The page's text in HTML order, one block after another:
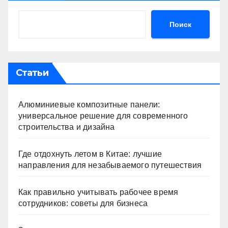
Поиск
Статьи
Алюминиевые композитные панели:
универсальное решение для современного
строительства и дизайна
Где отдохнуть летом в Китае: лучшие
направления для незабываемого путешествия
Как правильно учитывать рабочее время
сотрудников: советы для бизнеса